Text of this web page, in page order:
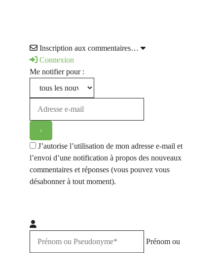
Inscription aux commentaires…
Connexion
Me notifier pour :
J’autorise l’utilisation de mon adresse e-mail et
l’envoi d’une notification à propos des nouveaux
commentaires et réponses (vous pouvez vous
désabonner à tout moment).
Prénom ou